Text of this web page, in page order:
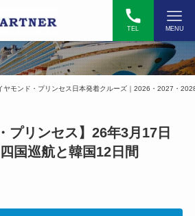
TEL MENU
ヤモンド・プリンセス日本発着クルーズ｜2026・2027・
プリンセス】26年3月17日
国巡航と韓国12日間